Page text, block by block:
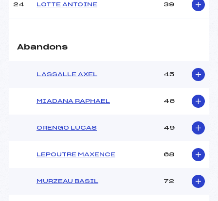
24 LOTTE ANTOINE 39
Abandons
LASSALLE AXEL 45
MIADANA RAPHAEL 46
ORENGO LUCAS 49
LEPOUTRE MAXENCE 68
MURZEAU BASIL 72